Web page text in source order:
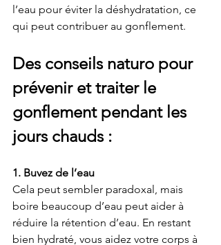
l’eau pour éviter la déshydratation, ce
qui peut contribuer au gonflement.
Des conseils naturo pour
prévenir et traiter le
gonflement pendant les
jours chauds :
1. Buvez de l’eau
Cela peut sembler paradoxal, mais
boire beaucoup d’eau peut aider à
réduire la rétention d’eau. En restant
bien hydraté, vous aidez votre corps à